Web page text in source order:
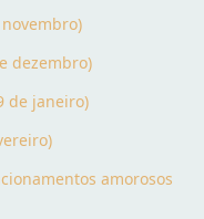
dezembro)
de janeiro)
amorosos